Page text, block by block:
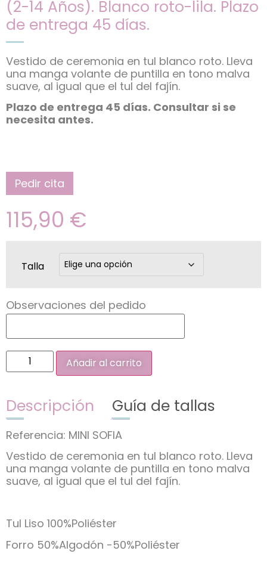
(2-14 Años). Blanco roto-lila. Plazo
de entrega 45 días.
Vestido de ceremonia en tul blanco roto. Lleva
una manga volante de puntilla en tono malva
suave, al igual que el tul del fajín.
Plazo de entrega 45 días. Consultar si se
necesita antes.
Pedir cita
115,90 €
Talla
Observaciones del pedido
Añadir al carrito
Descripción Guía de tallas
Referencia: MINI SOFIA
Vestido de ceremonia en tul blanco roto. Lleva
una manga volante de puntilla en tono malva
suave, al igual que el tul del fajín.
Tul Liso 100%Poliéster
Forro 50%Algodón -50%Poliéster